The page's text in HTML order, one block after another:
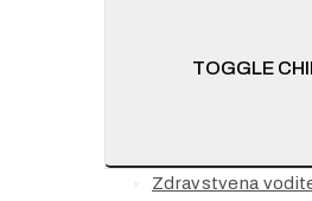
TOGGLE
Zdravstvena